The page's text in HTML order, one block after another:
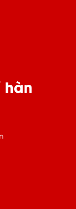
hàn